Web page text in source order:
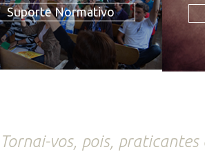
Suporte Normativo
Tornai-vos, pois,